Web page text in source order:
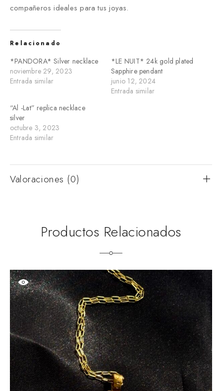
compañeros ideales para tus joyas.
Relacionado
*PANDORA* Silver necklace
noviembre 29, 2023
Entrada similar
*LE NUIT* 24k gold plated
Sapphire pendant
junio 12, 2024
Entrada similar
“Al -Lat” replica necklace
silver
octubre 3, 2023
Entrada similar
Valoraciones (0)
Productos Relacionados